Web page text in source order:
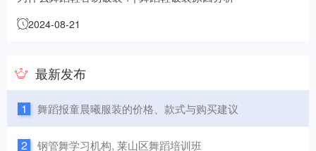
2024-08-21
最新发布
1 舞蹈报童晨曦服装的价格、款式与购买建议
2 钢管舞学习机构, 莱山区舞蹈培训班